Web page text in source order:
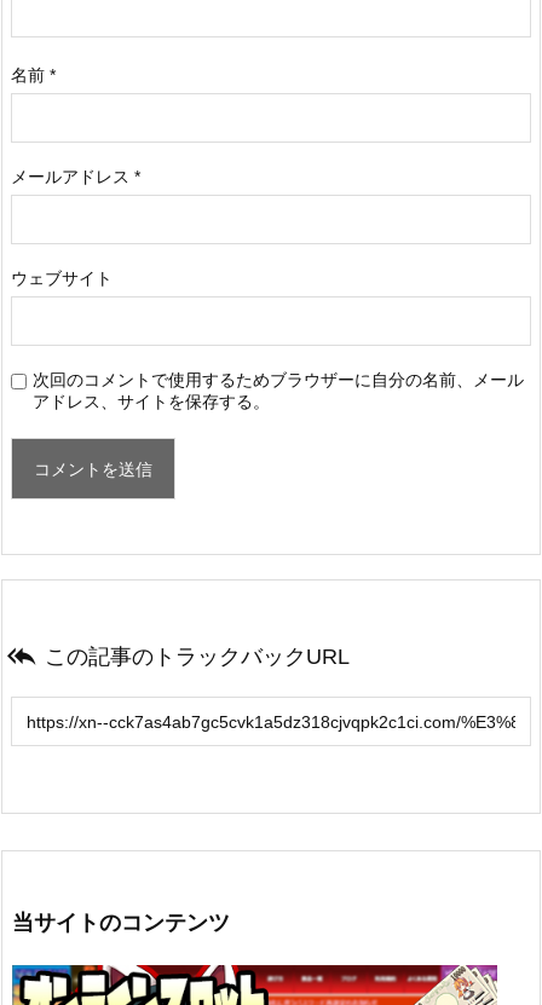
名前 *
メールアドレス *
ウェブサイト
次回のコメントで使用するためブラウザーに自分の名前、メール
アドレス、サイトを保存する。
 この記事のトラックバックURL
当サイトのコンテンツ